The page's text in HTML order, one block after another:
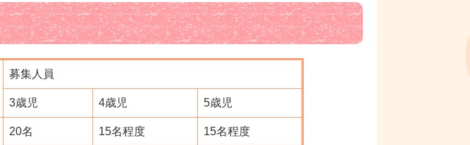
募集人員
3歳児 4歳児 5歳児
20名 15名程度 15名程度